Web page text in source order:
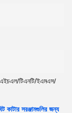
টিএনটি/ইএমএস/
কাটার সরঞ্জামগুলির জন্য